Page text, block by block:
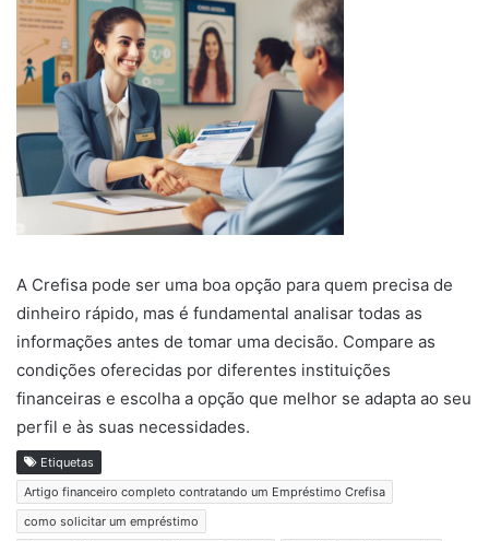
A Crefisa pode ser uma boa opção para quem precisa de
dinheiro rápido, mas é fundamental analisar todas as
informações antes de tomar uma decisão. Compare as
condições oferecidas por diferentes instituições
financeiras e escolha a opção que melhor se adapta ao seu
perfil e às suas necessidades.
Etiquetas
Artigo financeiro completo contratando um Empréstimo Crefisa
como solicitar um empréstimo